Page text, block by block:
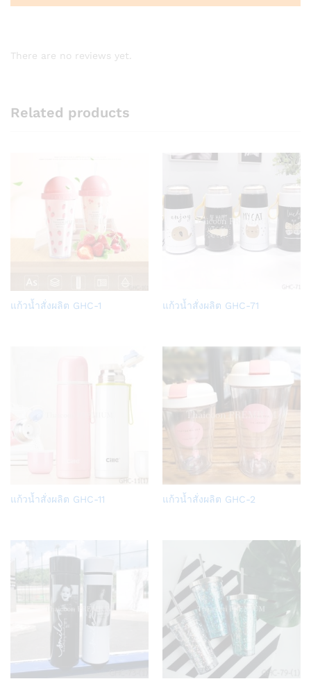
There are no reviews yet.
Related products
Add
แก้วน้ำสั่งผลิต GHC-1
Add
list
แก้วน้ำสั่งผลิต GHC-71
Add
list
แก้วน้ำสั่งผลิต GHC-11
Add
แก้วน้ำสั่งผลิต GHC-2